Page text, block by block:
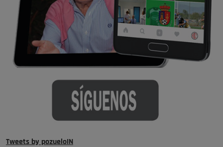
Tweets by pozueloIN